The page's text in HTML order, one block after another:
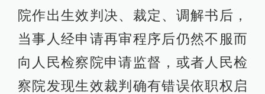
院作出生效判决、裁定、调解书后，
当事人经申请再审程序后仍然不服而
向人民检察院申请监督，或者人民检
察院发现生效裁判确有错误依职权启